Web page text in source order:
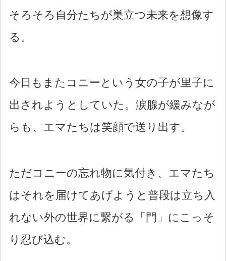
そろそろ自分たちが巣立つ未来を想像す
る。
今日もまたコニーという女の子が里子に
出されようとしていた。涙腺が緩みなが
らも、エマたちは笑顔で送り出す。
ただコニーの忘れ物に気付き、エマたち
はそれを届けてあげようと普段は立ち入
れない外の世界に繋がる「門」にこっそ
り忍び込む。